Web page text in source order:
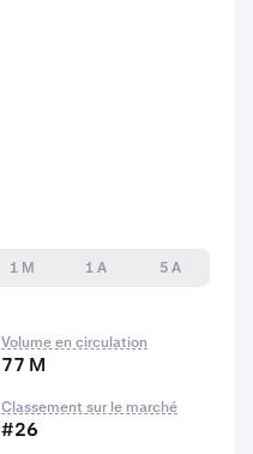
1 M 1 A
5 A
Volume en circulation
77 M
Classement sur le marché
#26